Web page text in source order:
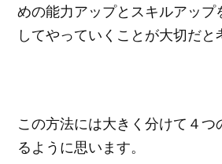
めの能力アップとスキルアップ
してやっていくことが大切だと
この方法には大きく分けて４つ
るように思います。